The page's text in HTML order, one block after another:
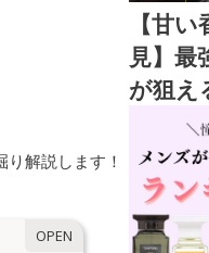
解説します！
【甘
見】最
が狙え